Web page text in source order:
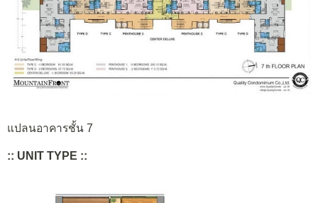
แปลนอาคารชั้น 7
:: UNIT TYPE ::